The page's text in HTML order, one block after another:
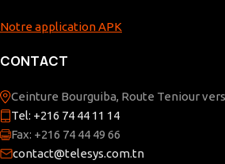
Notre application APK
CONTACT
Ceinture Bourguiba, Route Teniour
Tel: +216 74 44 11 14
Fax: +216 74 44 49 66
contact@telesys.com.tn